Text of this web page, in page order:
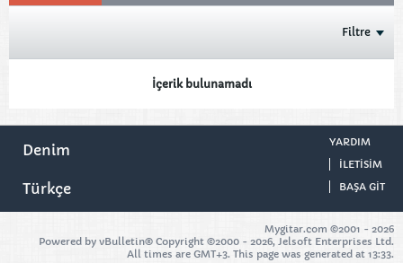
Filtre
İçerik bulunamadı
Denim
Türkçe
YARDIM
ILETISIM
BAŞA GIT
Mygitar.com ©2001 - 2026
Powered by vBulletin® Copyright ©2000 - 2026, Jelsoft Enterprises Ltd.
All times are GMT+3. This page was generated at 13:33.